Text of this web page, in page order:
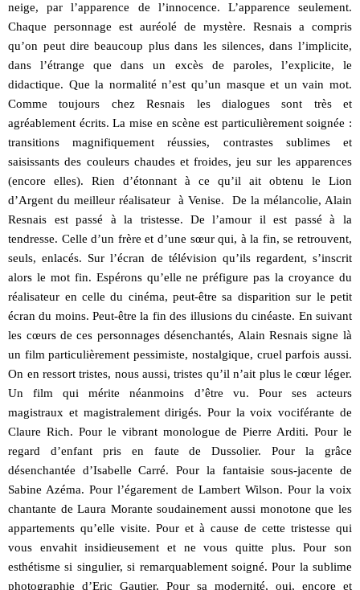
neige, par l’apparence de l’innocence. L’apparence seulement.
Chaque personnage est auréolé de mystère. Resnais a compris
qu’on peut dire beaucoup plus dans les silences, dans l’implicite,
dans l’étrange que dans un excès de paroles, l’explicite, le
didactique. Que la normalité n’est qu’un masque et un vain mot.
Comme toujours chez Resnais les dialogues sont très et
agréablement écrits. La mise en scène est particulièrement soignée :
transitions magnifiquement réussies, contrastes sublimes et
saisissants des couleurs chaudes et froides, jeu sur les apparences
(encore elles). Rien d’étonnant à ce qu’il ait obtenu le Lion
d’Argent du meilleur réalisateur à Venise. De la mélancolie, Alain
Resnais est passé à la tristesse. De l’amour il est passé à la
tendresse. Celle d’un frère et d’une sœur qui, à la fin, se retrouvent,
seuls, enlacés. Sur l’écran de télévision qu’ils regardent, s’inscrit
alors le mot fin. Espérons qu’elle ne préfigure pas la croyance du
réalisateur en celle du cinéma, peut-être sa disparition sur le petit
écran du moins. Peut-être la fin des illusions du cinéaste. En suivant
les cœurs de ces personnages désenchantés, Alain Resnais signe là
un film particulièrement pessimiste, nostalgique, cruel parfois aussi.
On en ressort tristes, nous aussi, tristes qu’il n’ait plus le cœur léger.
Un film qui mérite néanmoins d’être vu. Pour ses acteurs
magistraux et magistralement dirigés. Pour la voix vociférante de
Claure Rich. Pour le vibrant monologue de Pierre Arditi. Pour le
regard d’enfant pris en faute de Dussolier. Pour la grâce
désenchantée d’Isabelle Carré. Pour la fantaisie sous-jacente de
Sabine Azéma. Pour l’égarement de Lambert Wilson. Pour la voix
chantante de Laura Morante soudainement aussi monotone que les
appartements qu’elle visite. Pour et à cause de cette tristesse qui
vous envahit insidieusement et ne vous quitte plus. Pour son
esthétisme si singulier, si remarquablement soigné. Pour la sublime
photographie d’Eric Gautier. Pour sa modernité, oui, encore et